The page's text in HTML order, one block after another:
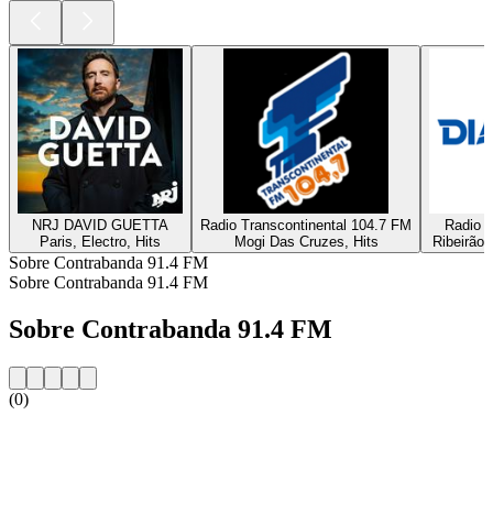
NRJ DAVID GUETTA
Paris, Electro, Hits
Radio Transcontinental 104.7 FM
Mogi Das Cruzes, Hits
Radio
Ribeirão
Sobre Contrabanda 91.4 FM
Sobre Contrabanda 91.4 FM
Sobre Contrabanda 91.4 FM
(0)